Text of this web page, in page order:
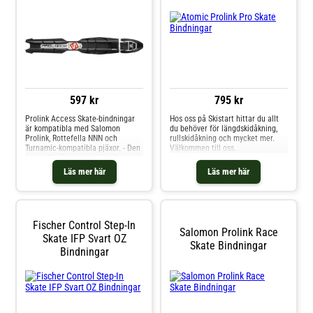
underlag.Fungerar ENDAST ihop
med den Shift-platta som är
integrerad i modeller från Atomic
genom att flytta bindningen
framåt eller bakåt. Bindningen
kan flyttas i olika positioner vilket
ger ett bättre kantgrepp om den
flyttas framåt och snabbare
acceleration med bättre flyt när
du flyttar den bakåt. Anpassa
skidan mer personligt efter åkstil
och terräng. På denna modellen
måste du kliva av skidan för att
IFP går endast att montera på
skidor med benämningen IFP som
är förberedda för Turnamic-
597 kr
Läs mer här
Prolink Access Skate-bindningar
är kompatibla med Salomon
Prolink, Rottefella NNN och
Turnamic-kompatibla pjäxor. - Den
manuella låsmekanismen fungerar
tillförlitligt även i isiga
förhållanden - Skruvmonterad
installation (ej för IFP-bindnin
795 kr
Läs mer här
Hos oss på Skistart hittar du allt
du behöver för längdskidåkning,
rullskidåkning och mycket mer.
Välkommen till oss.
Fischer Control Step-In
Skate IFP Svart OZ
Bindningar
Salomon Prolink Race
Skate Bindningar